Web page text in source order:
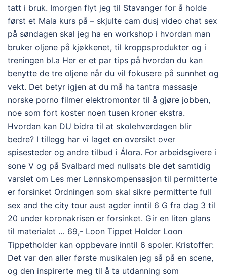
tatt i bruk. Imorgen flyt jeg til Stavanger for å holde
først et Mala kurs på – skjulte cam dusj video chat sex
på søndagen skal jeg ha en workshop i hvordan man
bruker oljene på kjøkkenet, til kroppsprodukter og i
treningen bl.a Her er et par tips på hvordan du kan
benytte de tre oljene når du vil fokusere på sunnhet og
vekt. Det betyr igjen at du må ha tantra massasje
norske porno filmer elektromontør til å gjøre jobben,
noe som fort koster noen tusen kroner ekstra.
Hvordan kan DU bidra til at skolehverdagen blir
bedre? I tillegg har vi laget en oversikt over
spisesteder og andre tilbud i Álora. For arbeidsgivere i
sone V og på Svalbard med nullsats ble det samtidig
varslet om Les mer Lønnskompensasjon til permitterte
er forsinket Ordningen som skal sikre permitterte full
sex and the city tour aust agder inntil 6 G fra dag 3 til
20 under koronakrisen er forsinket. Gir en liten glans
til materialet … 69,- Loon Tippet Holder Loon
Tippetholder kan oppbevare inntil 6 spoler. Kristoffer:
Det var den aller første musikalen jeg så på en scene,
og den inspirerte meg til å ta utdanning som